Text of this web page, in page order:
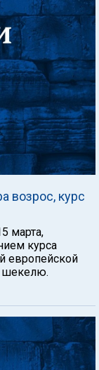
возрос, курс
марта,
курса
европейской
шекелю.